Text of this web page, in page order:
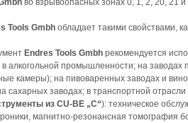
во взрывоопасных зонах 0, 1, 2, 20, 21
Tools Gmbh обладает такими свойствами,
Endres Tools Gmbh рекомендуется
алкогольной промышленности; на заводах
камеры); на пивоваренных заводах и
заводах; в транспортной
из CU-BE „C“): техническое
магнитно-резонансная